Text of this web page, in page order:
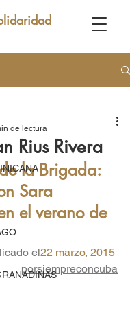
Rius Rivera
de lectura
la Brigada:
Sara
el verano de
el22 marzo, 2015
porsiempreconcuba